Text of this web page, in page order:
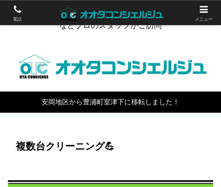
下関のハウスクリーニング。エアコン掃除やワックスがけ
などプロのスタッフがご訪問
安岡地区から豊浦町室津下に移転しました！
複数台クリーニング💪
電話 メニュー